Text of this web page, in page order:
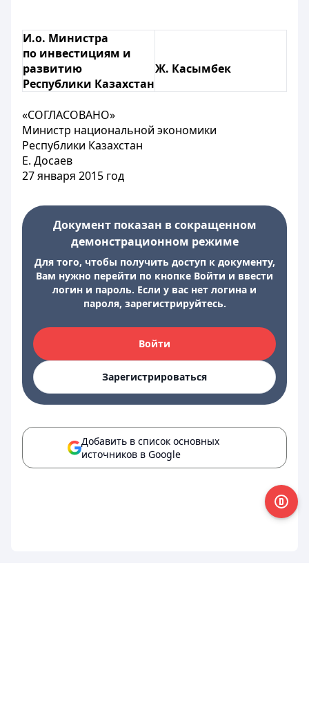
И.о. Министра
по инвестициям и
развитию
Республики Казахстан
Ж. Касымбек
«СОГЛАСОВАНО»
Министр национальной экономики
Республики Казахстан
Е. Досаев
27 января 2015 год
Документ показан в сокращенном
демонстрационном режиме
Для того, чтобы получить доступ к документу,
Вам нужно перейти по кнопке Войти и ввести
логин и пароль. Если у вас нет логина и
пароля, зарегистрируйтесь.
Войти
Зарегистрироваться
Добавить в список основных
источников в Google